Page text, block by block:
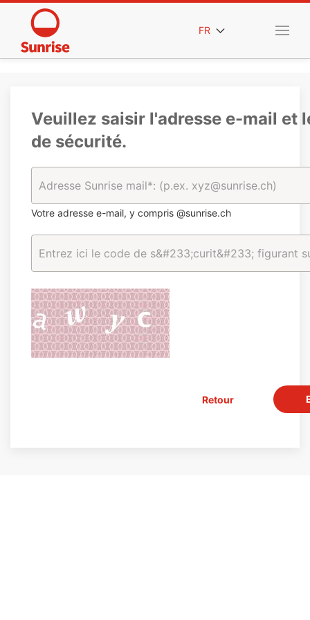
FR
Veuillez saisir l'adresse e-mail et
de sécurité.
Votre adresse e-mail, y compris @sunrise.ch
Retour